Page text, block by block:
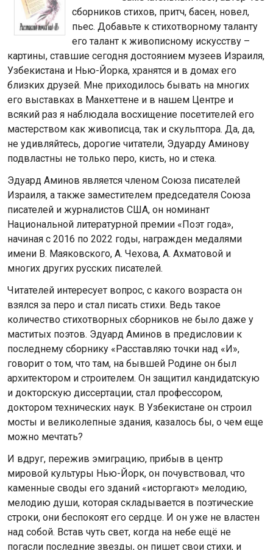
сборников стихов, притч, басен, новел,
пьес. Добавьте к стихотворному таланту
его талант к живописному искусству –
картины, ставшие сегодня достоянием музеев Израиля,
Узбекистана и Нью-Йорка, хранятся и в домах его
близких друзей. Мне приходилось бывать на многих
его выставках в Манхеттене и в нашем Центре и
всякий раз я наблюдала восхищение посетителей его
мастерством как живописца, так и скульптора. Да, да,
не удивляйтесь, дорогие читатели, Эдуарду Аминову
подвластны не только перо, кисть, но и стека.
Эдуард Аминов является членом Союза писателей
Израиля, а также заместителем председателя Союза
писателей и журналистов США, он номинант
Национальной литературной премии «Поэт года»,
начиная с 2016 по 2022 годы, награжден медалями
имени В. Маяковского, А. Чехова, А. Ахматовой и
многих других русских писателей.
Читателей интересует вопрос, с какого возраста он
взялся за перо и стал писать стихи. Ведь такое
количество стихотворных сборников не было даже у
маститых поэтов. Эдуард Аминов в предисловии к
последнему сборнику «Расставляю точки над «И»,
говорит о том, что там, на бывшей Родине он был
архитектором и строителем. Он защитил кандидатскую
и докторскую диссертации, стал профессором,
доктором технических наук. В Узбекистане он строил
мосты и великолепные здания, казалось бы, о чем еще
можно мечтать?
И вдруг, пережив эмиграцию, прибыв в центр
мировой культуры Нью-Йорк, он почувствовал, что
каменные своды его зданий «исторгают» мелодию,
мелодию души, которая складывается в поэтические
строки, они беспокоят его сердце. И он уже не властен
над собой. Встав чуть свет, когда на небе ещё не
погасли последние звезды, он пишет свои стихи, и